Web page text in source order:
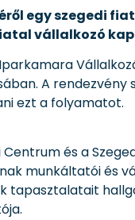
egy szegedi
vállalkozó
A rendezvény
ezt a folyamatot.
és a
munkáltatói és
tapasztalatait